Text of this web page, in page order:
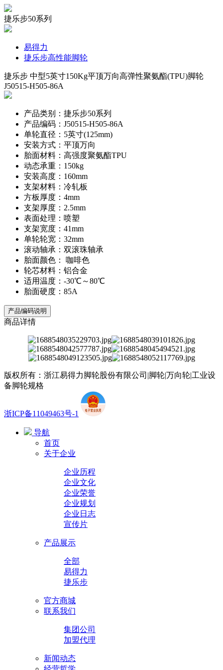
捷乐步50系列
易得力
捷乐步高性能脚轮
捷乐步 中型5英寸150Kg平顶万向高弹性聚氨酯(TPU)脚轮
J50515-H505-86A
产品类别：捷乐步50系列
产品编码：J50515-H505-86A
单轮直径：5英寸(125mm)
安装方式：平顶万向
胎面材料：高强度聚氨酯TPU
动态承重：150kg
安装高度：160mm
支架材料：冷轧板
方板厚度：4mm
支架厚度：2.5mm
表面处理：喷塑
支架宽度：41mm
单轮轮宽：32mm
滚动轴承：双滚珠轴承
胎面颜色： 咖啡色
轮芯材料：铝合金
适用温度：-30℃～80℃
胎面硬度：85A
产品编码说明
商品详情
版权所有：浙江易得力脚轮股份有限公司|脚轮|万向轮|工业设
备脚轮规格
浙ICP备11049463号-1
导航
首页
关于企业
企业历程
企业文化
企业荣誉
企业规划
企业日志
宣传片
产品展示
全部
易得力
捷乐步
官方商城
联系我们
集团公司
加盟代理
新闻动态